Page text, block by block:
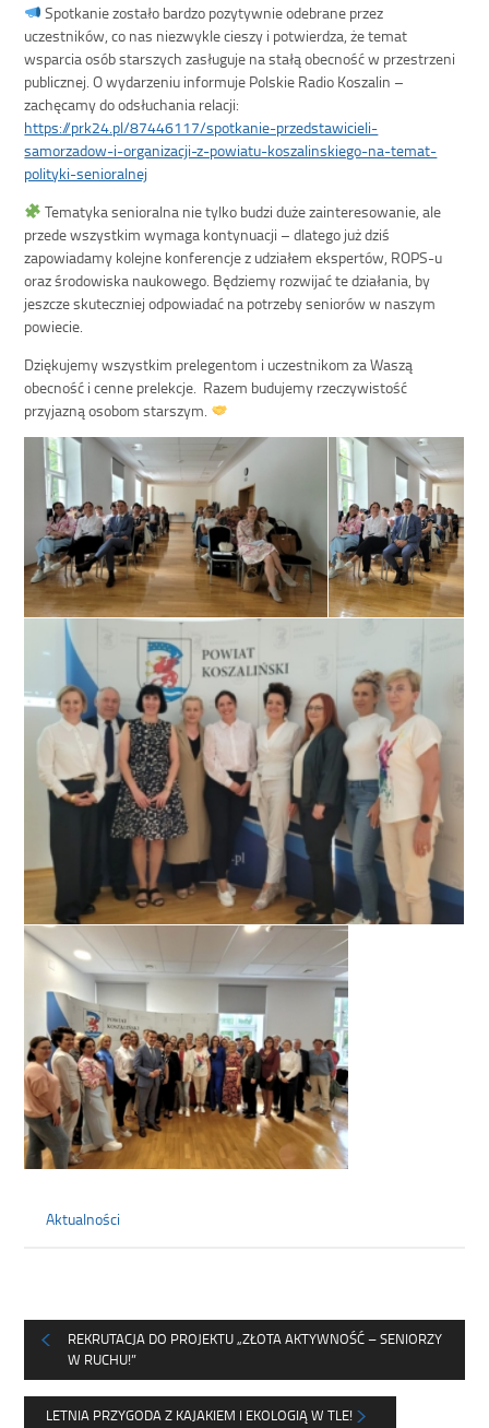
Spotkanie zostało bardzo pozytywnie odebrane przez
uczestników, co nas niezwykle cieszy i potwierdza, że temat
wsparcia osób starszych zasługuje na stałą obecność w przestrzeni
publicznej. O wydarzeniu informuje Polskie Radio Koszalin –
zachęcamy do odsłuchania relacji:
https://prk24.pl/87446117/spotkanie-przedstawicieli-
samorzadow-i-organizacji-z-powiatu-koszalinskiego-na-temat-
polityki-senioralnej
Tematyka senioralna nie tylko budzi duże zainteresowanie, ale
przede wszystkim wymaga kontynuacji – dlatego już dziś
zapowiadamy kolejne konferencje z udziałem ekspertów, ROPS-u
oraz środowiska naukowego. Będziemy rozwijać te działania, by
jeszcze skuteczniej odpowiadać na potrzeby seniorów w naszym
powiecie.
Dziękujemy wszystkim prelegentom i uczestnikom za Waszą
obecność i cenne prelekcje. Razem budujemy rzeczywistość
przyjazną osobom starszym.
Aktualności
REKRUTACJA DO PROJEKTU „ZŁOTA AKTYWNOŚĆ – SENIORZY
W RUCHU!”
LETNIA PRZYGODA Z KAJAKIEM I EKOLOGIĄ W TLE!